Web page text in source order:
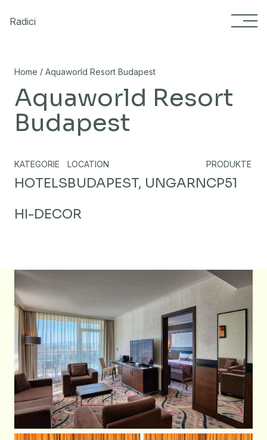
Radici
Home / Aquaworld Resort Budapest
Aquaworld Resort
Budapest
KATEGORIE
HOTELS
LOCATION
BUDAPEST, UNGARN
PRODUKTE
CP51
HI-DECOR